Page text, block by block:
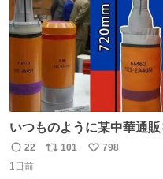
いつものように某中華通
ぐるみを発見してしまった
返
信
22
リ
101
い
798
1日前